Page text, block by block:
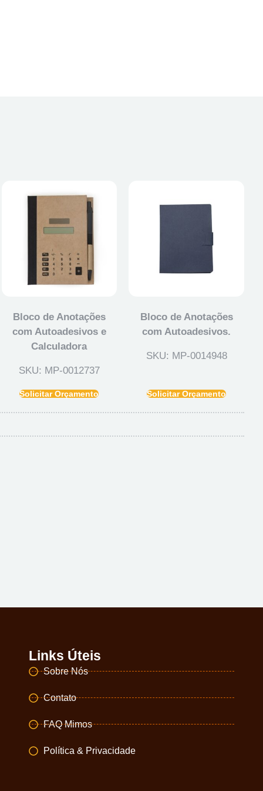
Bloco de Anotações
com Autoadesivos e
Calculadora
SKU: MP-0012737
Solicitar Orçamento
Bloco de Anotações
com Autoadesivos.
SKU: MP-0014948
Solicitar Orçamento
Links Úteis
Sobre Nós
Contato
FAQ Mimos
Política & Privacidade